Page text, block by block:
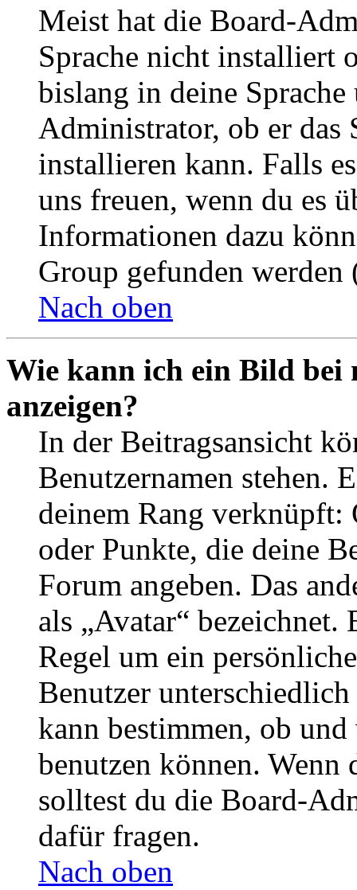
Meist hat die Board-
Sprache nicht installiert
bislang in deine
Administrator, ob er das
installieren kann. Falls
uns freuen, wenn du es
Informationen dazu
Group gefunden
Nach oben
Wie kann ich ein Bild bei
anzeigen?
In der Beitragsansicht
Benutzernamen stehen.
deinem Rang verknüpft:
oder Punkte, die deine
Forum angeben. Das
als „Avatar“
Regel um ein
Benutzer
kann bestimmen, ob
benutzen können. Wenn
solltest du die Board-
dafür fragen.
Nach oben